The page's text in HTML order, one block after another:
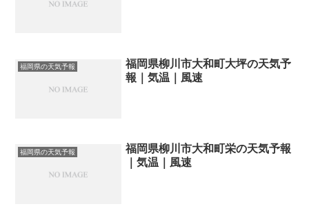
福岡県の天気予報
福岡県柳川市大和町大坪の天気予
報｜気温｜風速
福岡県の天気予報
福岡県柳川市大和町栄の天気予報
｜気温｜風速